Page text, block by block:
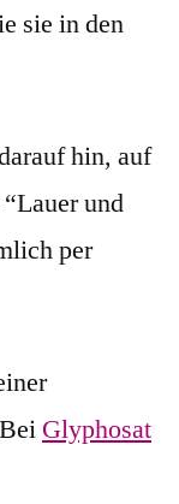
sie in den
hin, auf
und
per
Glyphosat